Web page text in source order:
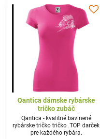
Qantica dámske rybárske
tričko zubáč
Qantica - kvalitné bavlnené
rybárske tričko tričko .TOP darček
pre každého rybára.